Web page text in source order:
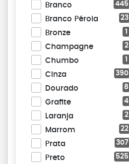
445
Branco
23
Branco Pérola
1
Bronze
2
Champagne
1
Chumbo
390
Cinza
8
Dourado
4
Grafite
2
Laranja
22
Marrom
307
Prata
525
Preto